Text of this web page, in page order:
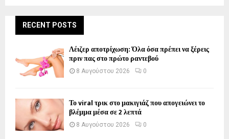
RECENT POSTS
Λέιζερ αποτρίχωση: Όλα όσα πρέπει να ξέρεις
πριν πας στο πρώτο ραντεβού
8 Αυγούστου 2026 0
Το viral τρικ στο μακιγιάζ που απογειώνει το
βλέμμα μέσα σε 2 λεπτά
8 Αυγούστου 2026 0